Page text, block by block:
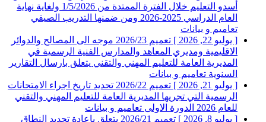
أسدو التعليم خلال الفترة الممتدة من 1/5/2026 ولغاية نهاية
العام الدراسي 2025-2026 ومن ضمنها التدريب الصيفي
تعاميم و بيانات
[ يوليو 22, 2026 ]
تعميم 2026/23 موجه الى المصالح والدوائر
الاقليمية ومديري المعاهد والمدارس الفنية الرسمية في
المديرية العامة للتعليم المهني والتقني يتعلق بارسال التقارير
السنوية تعاميم و بيانات
[ يوليو 21, 2026 ]
تعميم 2026/22 تحديد تاريخ اجراء الامتحانات
الرسمية التي تجريها المديرية العامة للتعليم المهني والتقني
للعام 2026 الدورة الاولى
تعاميم و بيانات
[ يوليو 8, 2026 ]
تعميم 2026/21 يتعلق باعادة تحديد النطاق